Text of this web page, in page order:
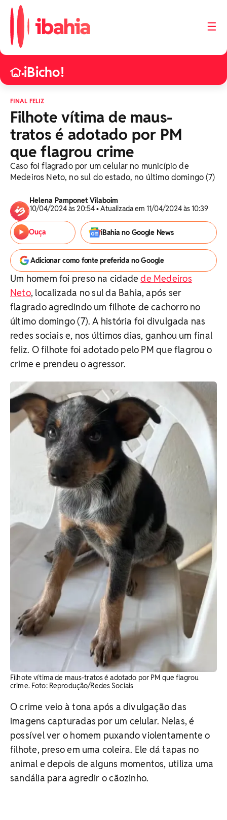
☰
•iBicho!
FINAL FELIZ
Filhote vítima de maus-
tratos é adotado por PM
que flagrou crime
Caso foi flagrado por um celular no município de
Medeiros Neto, no sul do estado, no último domingo (7)
Helena Pamponet Vilaboim
10/04/2024 às 20:54 • Atualizada em 11/04/2024 às 10:39
Ouça iBahia no Google News
Adicionar como fonte preferida no Google
Um homem foi preso na cidadede Medeiros
Neto, localizada no sul da Bahia, após ser
flagrado agredindo um filhote de cachorro no
último domingo (7). A história foi divulgada nas
redes sociais e, nos últimos dias, ganhou um final
feliz. O filhote foi adotado pelo PM que flagrou o
crime e prendeu o agressor.
Filhote vítima de maus-tratos é adotado por PM que flagrou
crime. Foto: Reprodução/Redes Sociais
O crime veio à tona após a divulgação das
imagens capturadas por um celular. Nelas, é
possível ver o homem puxando violentamente o
filhote, preso em uma coleira. Ele dá tapas no
animal e depois de alguns momentos, utiliza uma
sandália para agredir o cãozinho.